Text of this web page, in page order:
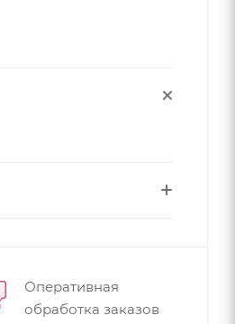
Оперативная
обработка заказов